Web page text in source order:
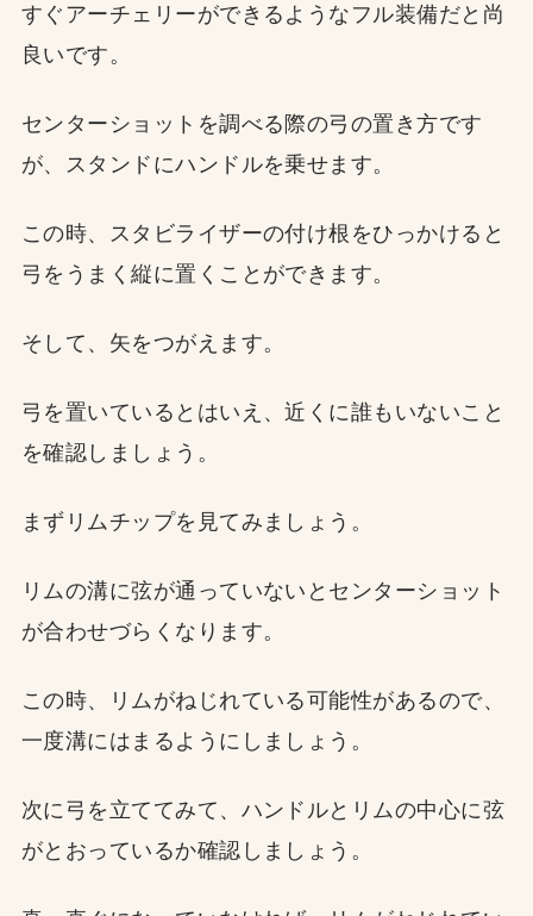
すぐアーチェリーができるようなフル装備だと尚
良いです。
センターショットを調べる際の弓の置き方です
が、スタンドにハンドルを乗せます。
この時、スタビライザーの付け根をひっかけると
弓をうまく縦に置くことができます。
そして、矢をつがえます。
弓を置いているとはいえ、近くに誰もいないこと
を確認しましょう。
まずリムチップを見てみましょう。
リムの溝に弦が通っていないとセンターショット
が合わせづらくなります。
この時、リムがねじれている可能性があるので、
一度溝にはまるようにしましょう。
次に弓を立ててみて、ハンドルとリムの中心に弦
がとおっているか確認しましょう。